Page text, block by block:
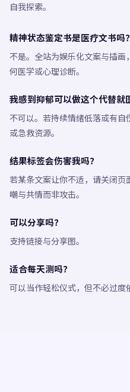
自我探索。
精神状态鉴定书是医疗文书吗？
不是。全站为娱乐化文案与插
何医学或心理诊断。
我感到抑郁可以做这个代替就
不可以。若持续情绪低落或有
或急救资源。
结果标签会伤害我吗？
若某条文案让你不适，请关闭
嘲与共情而非攻击。
可以分享吗？
支持链接与分享图。
适合每天测吗？
可以当作轻松仪式，但不必过度